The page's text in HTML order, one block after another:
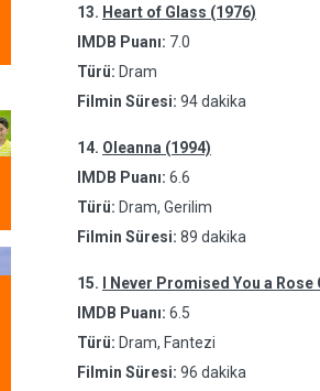
13. Heart of Glass (1976)
IMDB Puanı: 7.0
Türü: Dram
Filmin Süresi: 94 dakika
14. Oleanna (1994)
IMDB Puanı: 6.6
Türü: Dram, Gerilim
Filmin Süresi: 89 dakika
15.
I Never Promised You a Rose
IMDB Puanı: 6.5
Türü: Dram, Fantezi
Filmin Süresi: 96 dakika